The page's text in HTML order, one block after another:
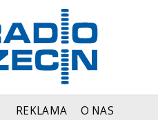
REKLAMA O NAS